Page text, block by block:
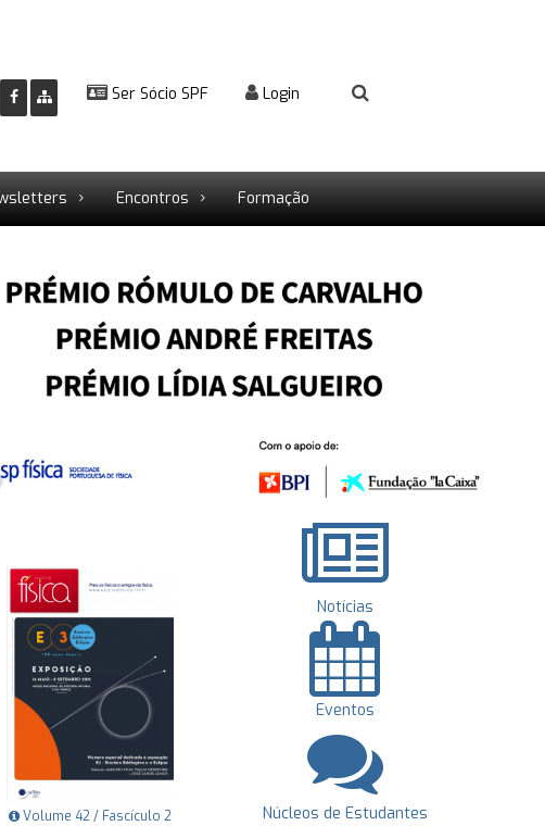
Ser Sócio SPF Login
Encontros Formação
Volume 42 / Fascículo 2
Notícias
Eventos
Núcleos de Estudantes